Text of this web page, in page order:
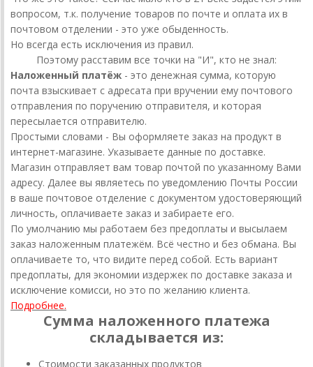
вопросом, т.к. получение товаров по почте и оплата их в
почтовом отделении - это уже обыденность.
Но всегда есть исключения из правил.
Поэтому расставим все точки на "И", кто не знал:
Наложенный платёж - это денежная сумма, которую
почта взыскивает с адресата при вручении ему почтового
отправления по поручению отправителя, и которая
пересылается отправителю.
Простыми словами - Вы оформляете заказ на продукт в
интернет-магазине. Указываете данные по доставке.
Магазин отправляет вам товар почтой по указанному Вами
адресу. Далее вы являетесь по уведомлению Почты России
в ваше почтовое отделение с документом удостоверяющий
личность, оплачиваете заказ и забираете его.
По умолчанию мы работаем без предоплаты и высылаем
заказ наложенным платежём. Всё честно и без обмана. Вы
оплачиваете то, что видите перед собой. Есть вариант
предоплаты, для экономии издержек по доставке заказа и
исключение комисси, но это по желанию клиента.
Подробнее.
Сумма наложенного платежа
складывается из:
Стоимости заказанных продуктов